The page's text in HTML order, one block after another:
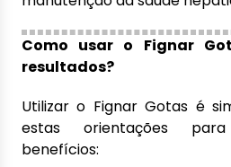
Como usar o Fignar
resultados?
Utilizar o Fignar Gotas é
estas orientações
benefícios: